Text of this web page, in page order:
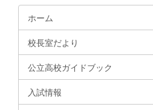
ホーム
校長室だより
公立高校ガイドブック
入試情報